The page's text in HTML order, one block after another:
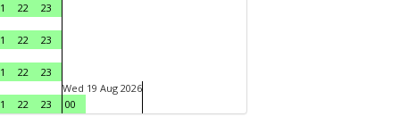
22 23
22 23
22 23
22 23
Wed 19 Aug 2026
00